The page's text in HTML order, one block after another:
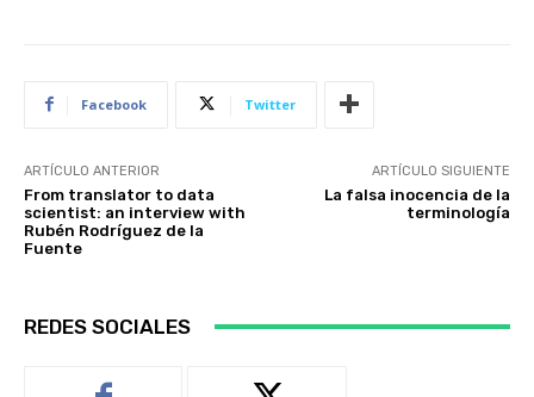
Facebook Twitter
ARTÍCULO ANTERIOR
From translator to data
scientist: an interview with
Rubén Rodríguez de la
Fuente
ARTÍCULO SIGUIENTE
La falsa inocencia de la
terminología
REDES SOCIALES